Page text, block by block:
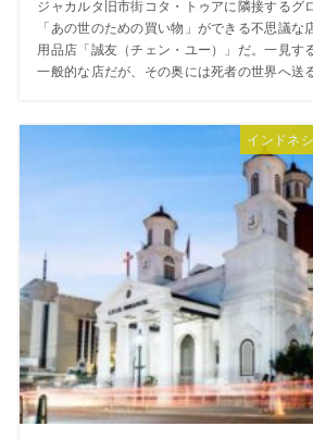
ジャカルタ旧市街コタ・トゥアに隣接するグ
「あの世のための買い物」ができる不思議な
用品店「誠友（チェン・ユー）」だ。一見す
一般的な店だが、その奥には死者の世界へ送る
インドネ